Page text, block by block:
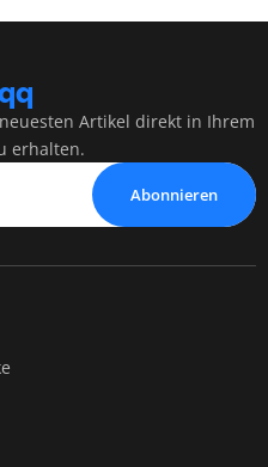
Artikel direkt in Ihrem
erhalten.
Abonnieren